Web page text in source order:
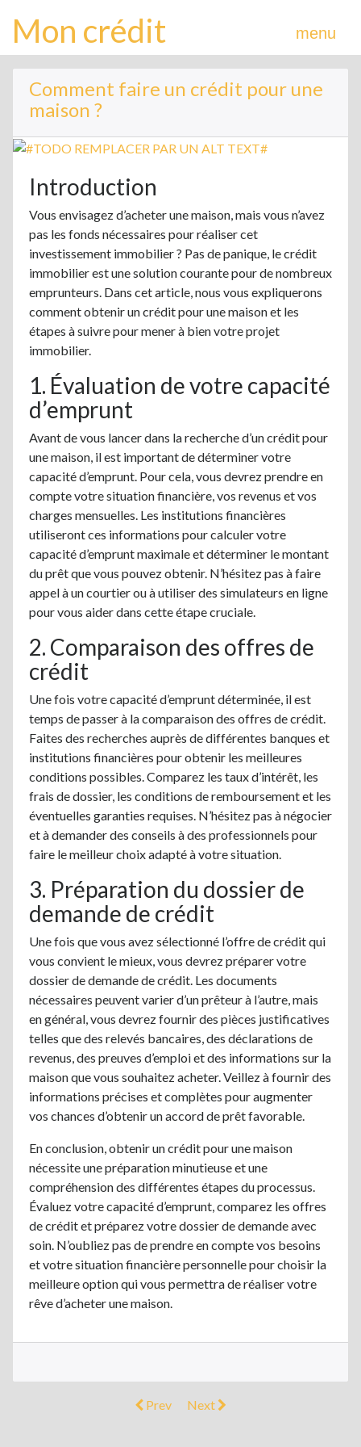
Mon crédit menu
Comment faire un crédit pour une
maison ?
Introduction
Vous envisagez d’acheter une maison, mais vous n’avez
pas les fonds nécessaires pour réaliser cet
investissement immobilier ? Pas de panique, le crédit
immobilier est une solution courante pour de nombreux
emprunteurs. Dans cet article, nous vous expliquerons
comment obtenir un crédit pour une maison et les
étapes à suivre pour mener à bien votre projet
immobilier.
1. Évaluation de votre capacité
d’emprunt
Avant de vous lancer dans la recherche d’un crédit pour
une maison, il est important de déterminer votre
capacité d’emprunt. Pour cela, vous devrez prendre en
compte votre situation financière, vos revenus et vos
charges mensuelles. Les institutions financières
utiliseront ces informations pour calculer votre
capacité d’emprunt maximale et déterminer le montant
du prêt que vous pouvez obtenir. N’hésitez pas à faire
appel à un courtier ou à utiliser des simulateurs en ligne
pour vous aider dans cette étape cruciale.
2. Comparaison des offres de
crédit
Une fois votre capacité d’emprunt déterminée, il est
temps de passer à la comparaison des offres de crédit.
Faites des recherches auprès de différentes banques et
institutions financières pour obtenir les meilleures
conditions possibles. Comparez les taux d’intérêt, les
frais de dossier, les conditions de remboursement et les
éventuelles garanties requises. N’hésitez pas à négocier
et à demander des conseils à des professionnels pour
faire le meilleur choix adapté à votre situation.
3. Préparation du dossier de
demande de crédit
Une fois que vous avez sélectionné l’offre de crédit qui
vous convient le mieux, vous devrez préparer votre
dossier de demande de crédit. Les documents
nécessaires peuvent varier d’un prêteur à l’autre, mais
en général, vous devrez fournir des pièces justificatives
telles que des relevés bancaires, des déclarations de
revenus, des preuves d’emploi et des informations sur la
maison que vous souhaitez acheter. Veillez à fournir des
informations précises et complètes pour augmenter
vos chances d’obtenir un accord de prêt favorable.
En conclusion, obtenir un crédit pour une maison
nécessite une préparation minutieuse et une
compréhension des différentes étapes du processus.
Évaluez votre capacité d’emprunt, comparez les offres
de crédit et préparez votre dossier de demande avec
soin. N’oubliez pas de prendre en compte vos besoins
et votre situation financière personnelle pour choisir la
meilleure option qui vous permettra de réaliser votre
rêve d’acheter une maison.
Prev Next